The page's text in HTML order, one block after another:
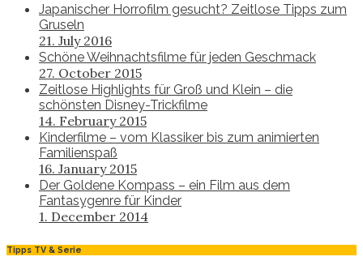
Japanischer Horrofilm gesucht? Zeitlose Tipps zum
Gruseln
21. July 2016
Schöne Weihnachtsfilme für jeden Geschmack
27. October 2015
Zeitlose Highlights für Groß und Klein – die
schönsten Disney-Trickfilme
14. February 2015
Kinderfilme – vom Klassiker bis zum animierten
Familienspaß
16. January 2015
Der Goldene Kompass – ein Film aus dem
Fantasygenre für Kinder
1. December 2014
Tipps TV & Serie